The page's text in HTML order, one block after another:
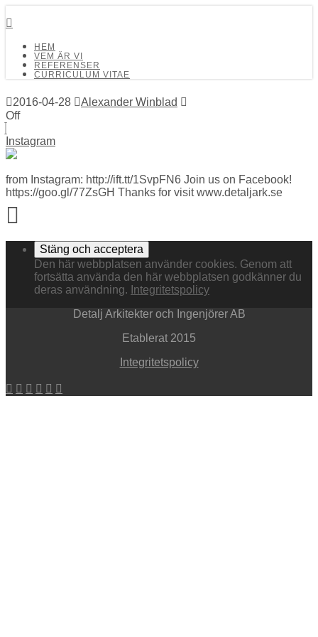
HEM
VEM ÄR VI
REFERENSER
CURRICULUM VITAE
2016-04-28
Alexander Winblad
Off
Instagram
from Instagram: http://ift.tt/1SvpFN6 Join us on Facebook!
https://goo.gl/77ZsGH Thanks for visit www.detaljark.se
Den här webbplatsen använder cookies. Genom att
fortsätta använda den här webbplatsen godkänner du
deras användning. Integritetspolicy
Detalj Arkitekter och Ingenjörer AB
Etablerat 2015
Integritetspolicy